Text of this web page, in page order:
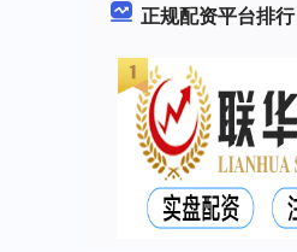
正规配资平台排行